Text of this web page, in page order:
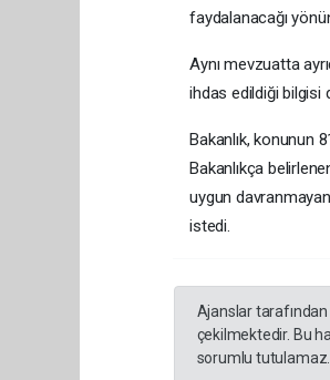
faydalanacağı
Aynı mevzuatta
ihdas edildiği bilgisi
Bakanlık, konunun
Bakanlıkça
uygun
istedi.
Ajanslar
çekilmektedir. Bu
sorumlu tutulamaz...